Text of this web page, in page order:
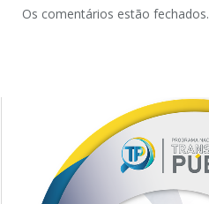
Os comentários estão fechados.